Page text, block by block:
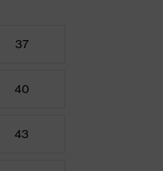
37
40
43